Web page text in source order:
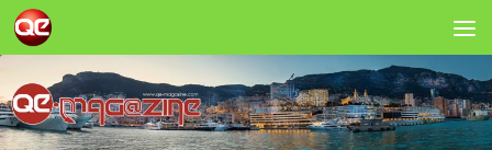
Salta al contenuto